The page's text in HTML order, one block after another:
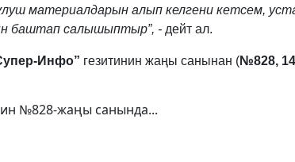
материалдарын алып келгени кетсем,
баштап салышыптыр”, - дейт ал.
Инфо” гезитинин жаңы санынан (№828,
№828-жаңы санында...